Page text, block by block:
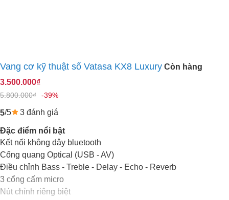
Vang cơ kỹ thuật số Vatasa KX8 Luxury Còn hàng
3.500.000₫
5.800.000₫ -39%
5/5 3 đánh giá
Đặc điểm nổi bật
Kết nối không dây bluetooth
Cổng quang Optical (USB - AV)
Điều chỉnh Bass - Treble - Delay - Echo - Reverb
3 cổng cấm micro
Nút chỉnh riêng biệt